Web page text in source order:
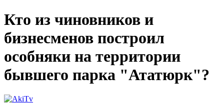
Кто из чиновников и
бизнесменов построил
особняки на территории
бывшего парка "Ататюрк"?